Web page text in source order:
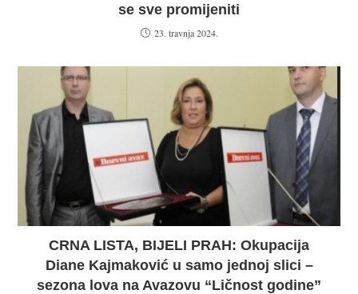
se sve promijeniti
23. travnja 2024.
CRNA LISTA, BIJELI PRAH: Okupacija
Diane Kajmaković u samo jednoj slici –
sezona lova na Avazovu “Ličnost godine”